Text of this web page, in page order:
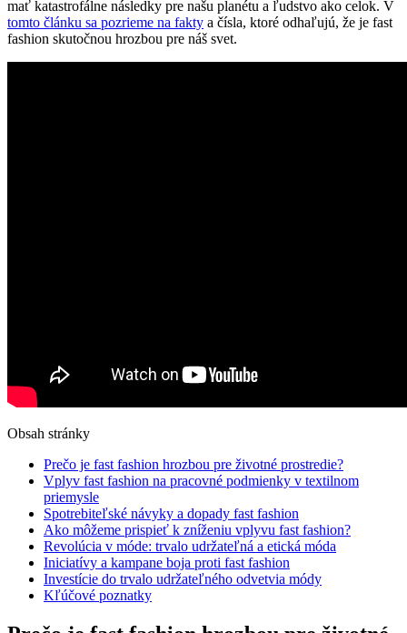
mať katastrofálne následky pre našu planétu a ľudstvo ako celok. V
tomto článku sa pozrieme na fakty a čísla, ktoré odhaľujú, že je fast
fashion skutočnou hrozbou pre náš svet.
Obsah stránky
Prečo je fast fashion hrozbou pre životné prostredie?
Vplyv fast fashion na pracovné podmienky v textilnom
priemysle
Spotrebiteľské návyky a dopady fast fashion
Ako môžeme prispieť k zníženiu vplyvu fast fashion?
Revolúcia v móde: trvalo udržateľná a etická móda
Iniciatívy a kampane boja proti fast fashion
Investície do trvalo udržateľného odvetvia módy
Kľúčové poznatky